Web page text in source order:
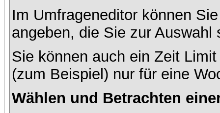
Im Umfrageneditor können
angeben, die Sie zur Auswahl
Sie können auch ein Zeit
(zum Beispiel) nur für eine
Wählen und Betrachten